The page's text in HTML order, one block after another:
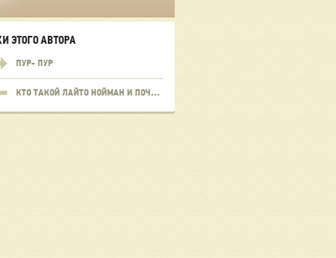
ЭТОГО АВТОРА
ПУР- ПУР
КТО ТАКОЙ ЛАЙТО НОЙМАН И ПОЧЕМУ ОН ГОВОРИТ ОБО МНЕ УЖАСНЫЕ ВЕЩИ?